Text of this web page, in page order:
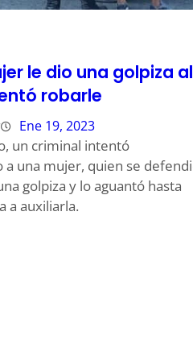
le dio una golpiza al
robarle
Ene 19, 2023
un criminal intentó
una mujer, quien se
golpiza y lo aguantó hasta
a auxiliarla.